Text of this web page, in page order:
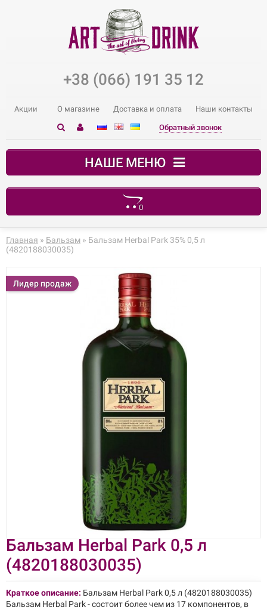
+38 (066) 191 35 12
Акции О магазине Доставка и оплата Наши контакты
Обратный звонок
НАШЕ МЕНЮ
0
В корзине пусто!
Главная » Бальзам » Бальзам Herbal Park 35% 0,5 л
(4820188030035)
Лидер продаж
Бальзам Herbal Park 0,5 л
(4820188030035)
Краткое описание: Бальзам Herbal Park 0,5 л (4820188030035)
Бальзам Herbal Park - состоит более чем из 17 компонентов, в